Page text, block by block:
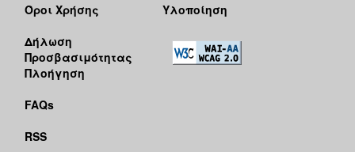
Όροι Χρήσης
Δήλωση
Προσβασιμότητας
Πλοήγηση
FAQs
RSS
Υλοποίηση